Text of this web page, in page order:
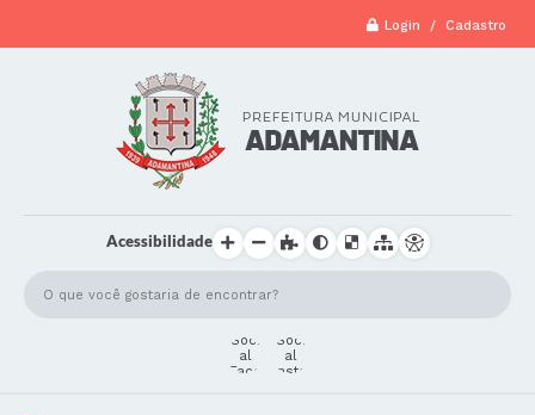
Login / Cadastro
Acessibilidade